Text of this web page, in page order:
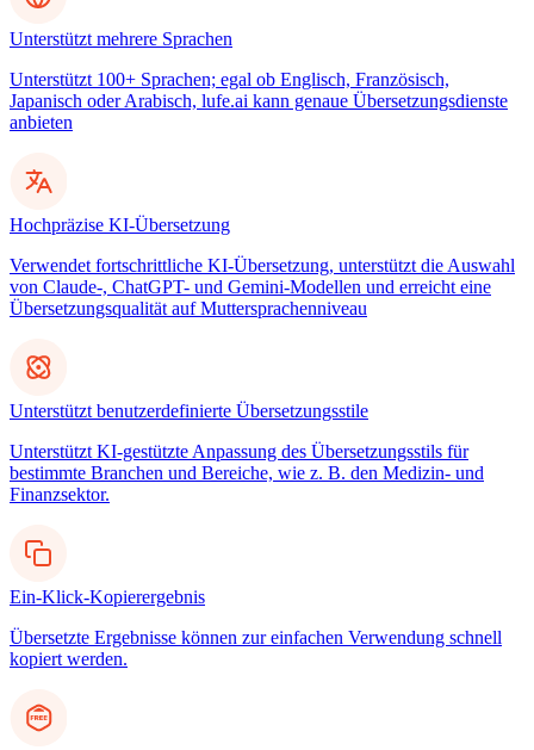
Unterstützt mehrere Sprachen
Unterstützt 100+ Sprachen; egal ob Englisch, Französisch,
Japanisch oder Arabisch, lufe.ai kann genaue Übersetzungsdienste
anbieten
Hochpräzise KI-Übersetzung
Verwendet fortschrittliche KI-Übersetzung, unterstützt die Auswahl
von Claude-, ChatGPT- und Gemini-Modellen und erreicht eine
Übersetzungsqualität auf Muttersprachenniveau
Unterstützt benutzerdefinierte Übersetzungsstile
Unterstützt KI-gestützte Anpassung des Übersetzungsstils für
bestimmte Branchen und Bereiche, wie z. B. den Medizin- und
Finanzsektor.
Ein-Klick-Kopierergebnis
Übersetzte Ergebnisse können zur einfachen Verwendung schnell
kopiert werden.